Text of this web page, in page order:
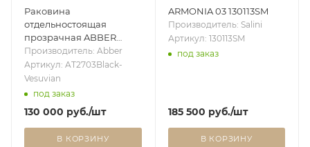
Раковина
отдельностоящая
прозрачная ABBER
Kristall AT2703Black-
Vesuvian черный/
оливковый
Производитель: Abber
Артикул: AT2703Black-
Vesuvian
под заказ
130 000 руб./шт
В КОРЗИНУ
ARMONIA 03 130113SM
Производитель: Salini
Артикул: 130113SM
под заказ
185 500 руб./шт
В КОРЗИНУ